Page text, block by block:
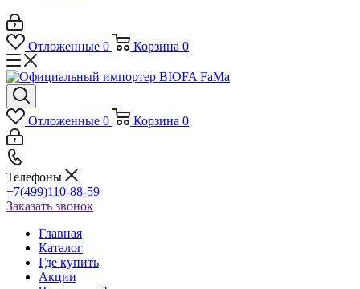
Отложенные 0 Корзина 0
Отложенные 0 Корзина 0
Телефоны
+7(499)110-88-59
Заказать звонок
Главная
Каталог
Где купить
Акции